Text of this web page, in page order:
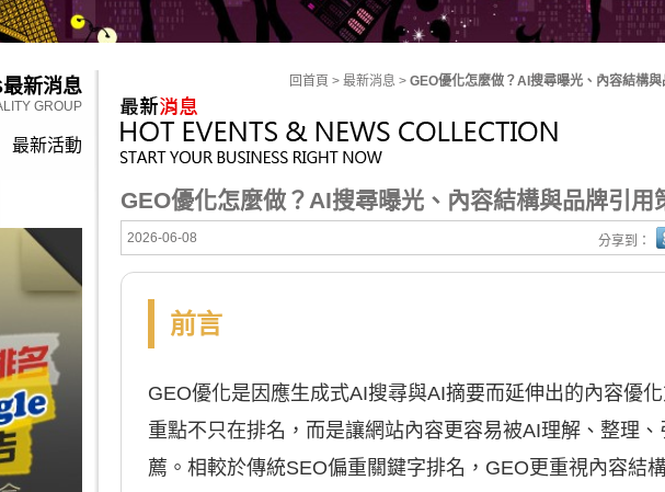
最新消息
GROUP
最新活動
回首頁 > 最新消息 > GEO優化怎麼做？AI搜尋曝光、內容結構
GEO優化怎麼做？AI搜尋曝光、內容結構與品牌引用
2026-06-08 分享到：
前言
GEO優化是因應生成式AI搜尋與AI摘要而延伸出的內容優化
重點不只在排名，而是讓網站內容更容易被AI理解、整理、
薦。相較於傳統SEO偏重關鍵字排名，GEO更重視內容結